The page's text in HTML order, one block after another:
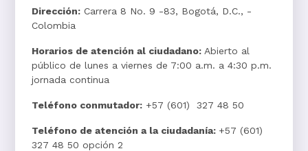
Dirección: Carrera 8 No. 9 -83, Bogotá, D.C., -
Colombia
Horarios de atención al ciudadano: Abierto al
público de lunes a viernes de 7:00 a.m. a 4:30 p.m.
jornada continua
Teléfono conmutador: +57 (601) 327 48 50
Teléfono de atención a la ciudadanía: +57 (601)
327 48 50 opción 2